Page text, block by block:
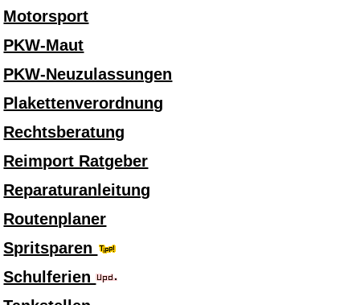
Motorsport
PKW-Maut
PKW-Neuzulassungen
Plakettenverordnung
Rechtsberatung
Reimport Ratgeber
Reparaturanleitung
Routenplaner
Spritsparen
Schulferien